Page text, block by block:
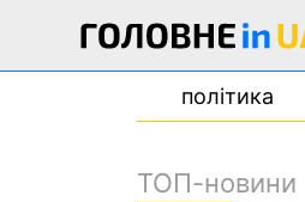
політика
ТОП-новини